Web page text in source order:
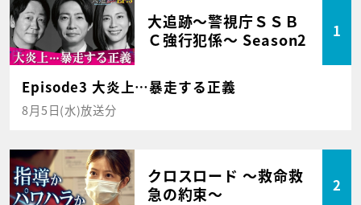
大追跡～警視庁ＳＳＢ
Ｃ強行犯係～ Season2
1
Episode3 大炎上…暴走する正義
8月5日(水)放送分
クロスロード ～救命救
急の約束～
2